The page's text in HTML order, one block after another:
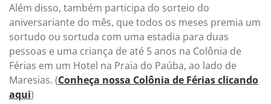
Além disso, também participa do sorteio do
aniversariante do mês, que todos os meses premia um
sortudo ou sortuda com uma estadia para duas
pessoas e uma criança de até 5 anos na Colônia de
Férias em um Hotel na Praia do Paúba, ao lado de
Maresias. (Conheça nossa Colônia de Férias clicando
aqui)